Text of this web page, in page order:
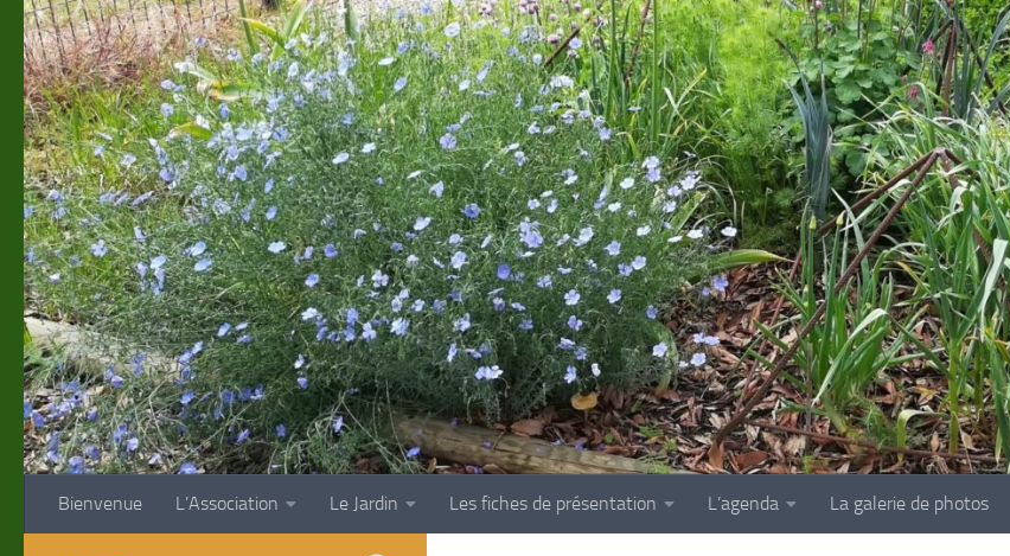
Skip to content
Bienvenue L’Association Le Jardin Les fiches de présentation L’agenda La galerie de photos